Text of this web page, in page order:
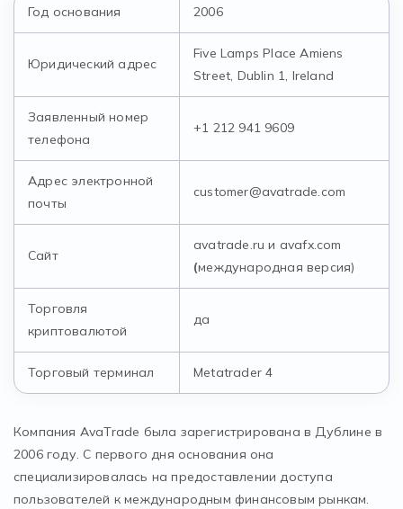
Год основания 2006
Юридический адрес
Five Lamps Place Amiens
Street, Dublin 1, Ireland
Заявленный номер
телефона
+1 212 941 9609
Адрес электронной
почты
customer@avatrade.com
Сайт
avatrade.ru и avafx.com
(международная версия)
Торговля
криптовалютой
да
Торговый терминал Metatrader 4
Компания AvaTrade была зарегистрирована в Дублине в
2006 году. С первого дня основания она
специализировалась на предоставлении доступа
пользователей к международным финансовым рынкам.